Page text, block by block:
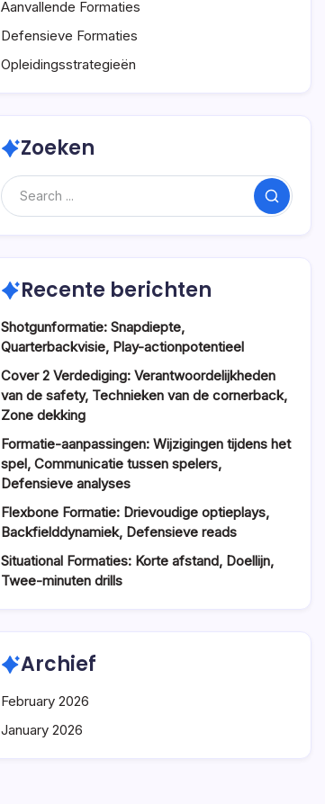
Aanvallende Formaties
Defensieve Formaties
Opleidingsstrategieën
Zoeken
Search
Recente berichten
Shotgunformatie: Snapdiepte,
Quarterbackvisie, Play-actionpotentieel
Cover 2 Verdediging: Verantwoordelijkheden
van de safety, Technieken van de cornerback,
Zone dekking
Formatie-aanpassingen: Wijzigingen tijdens het
spel, Communicatie tussen spelers,
Defensieve analyses
Flexbone Formatie: Drievoudige optieplays,
Backfielddynamiek, Defensieve reads
Situational Formaties: Korte afstand, Doellijn,
Twee-minuten drills
Archief
February 2026
January 2026